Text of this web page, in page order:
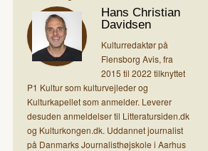
Hans Christian
Davidsen
Kulturredaktør på
Flensborg Avis, fra
2015 til 2022 tilknyttet
P1 Kultur som kulturvejleder og
Kulturkapellet som anmelder. Leverer
desuden anmeldelser til Litteratursiden.dk
og Kulturkongen.dk. Uddannet journalist
på Danmarks Journalisthøjskole i Aarhus